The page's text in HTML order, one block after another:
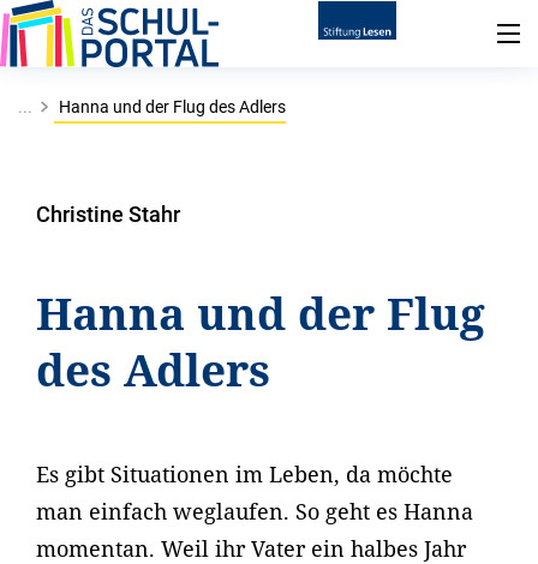
... Hanna und der Flug des Adlers
Christine Stahr
Hanna und der Flug
des Adlers
Es gibt Situationen im Leben, da möchte
man einfach weglaufen. So geht es Hanna
momentan. Weil ihr Vater ein halbes Jahr